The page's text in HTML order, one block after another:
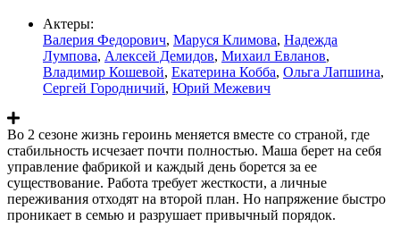
Актеры:
Валерия Федорович, Маруся Климова, Надежда
Лумпова, Алексей Демидов, Михаил Евланов,
Владимир Кошевой, Екатерина Кобба, Ольга Лапшина,
Сергей Городничий, Юрий Межевич
Во 2 сезоне жизнь героинь меняется вместе со страной, где
стабильность исчезает почти полностью. Маша берет на себя
управление фабрикой и каждый день борется за ее
существование. Работа требует жесткости, а личные
переживания отходят на второй план. Но напряжение быстро
проникает в семью и разрушает привычный порядок.